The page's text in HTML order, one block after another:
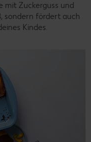
mit Zuckerguss und
sondern fördert auch
Kindes.